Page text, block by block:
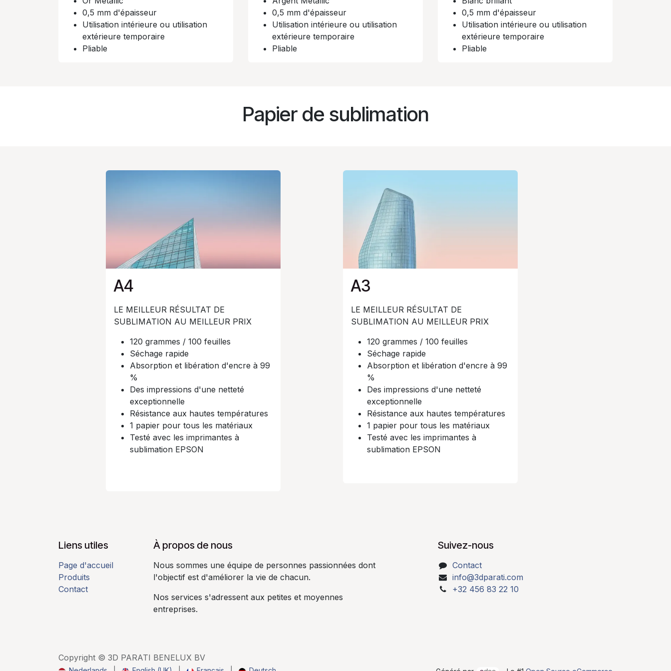
0,5 mm d'épaisseur
Utilisation intérieure ou utilisation
extérieure temporaire​
Pliable​
0,5 mm d'épaisseur
Utilisation intérieure ou utilisation
extérieure temporaire​
Pliable​
0,5 mm d'épaisseur
Utilisation intérieure ou utilisation
extérieure temporaire​
Pliable​
Papier de sublimation​
A4
LE MEILLEUR RÉSULTAT DE
SUBLIMATION AU MEILLEUR PRIX​
120 grammes / 100 feuilles​
Séchage rapide​
Absorption et libération d'encre à 99
%​
Des impressions d'une netteté
exceptionnelle​
Résistance aux hautes températures​
1 papier pour tous les matériaux​
Testé avec les imprimantes à
sublimation EPSON
A3
LE MEILLEUR RÉSULTAT DE
SUBLIMATION AU MEILLEUR PRIX​
120 grammes / 100 feuilles​
Séchage rapide​
Absorption et libération d'encre à 99
%​
Des impressions d'une netteté
exceptionnelle​
Résistance aux hautes températures​
1 papier pour tous les matériaux​
Testé avec les imprimantes à
sublimation EPSON
Liens utiles
Page d'accueil
Produits
Contact
À propos de nous​
Nous sommes une équipe de personnes passionnées dont
l'objectif est d'améliorer la vie de chacun.​
Nos services s'adressent aux petites et moyennes
entreprises.​
Suivez-nous
Contact
info@3dparati.com
+32 456 83 22 10
Copyright © 3D PARATI BENELUX BV